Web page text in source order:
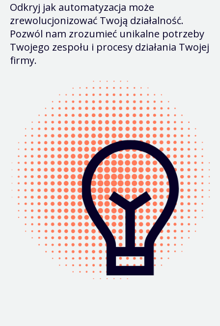
Odkryj jak automatyzacja może
zrewolucjonizować Twoją działalność.
Pozwól nam zrozumieć unikalne potrzeby
Twojego zespołu i procesy działania Twojej
firmy.